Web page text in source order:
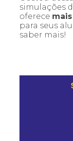
simulações
oferece
para seus
saber mais!